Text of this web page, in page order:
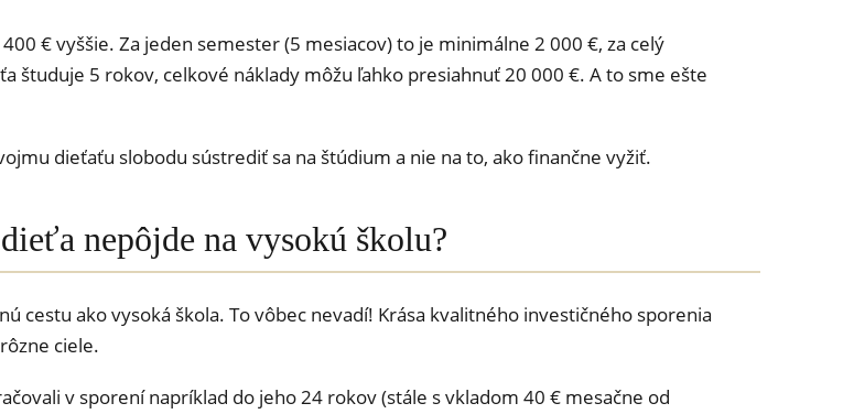
€ vyššie. Za jeden semester (5 mesiacov) to je minimálne 2 000 €, za celý
študuje 5 rokov, celkové náklady môžu ľahko presiahnuť 20 000 €. A to sme ešte
dieťaťu slobodu sústrediť sa na štúdium a nie na to, ako finančne vyžiť.
nepôjde na vysokú školu?
cestu ako vysoká škola. To vôbec nevadí! Krása kvalitného investičného sporenia
ciele.
v sporení napríklad do jeho 24 rokov (stále s vkladom 40 € mesačne od